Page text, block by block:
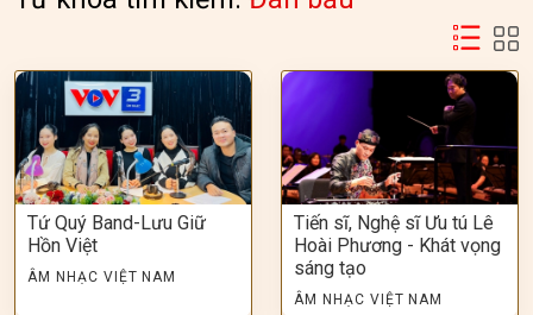
Tứ Quý Band-Lưu Giữ
Hồn Việt
ÂM NHẠC VIỆT NAM
Tiến sĩ, Nghệ sĩ Ưu tú Lê
Hoài Phương - Khát vọng
sáng tạo
ÂM NHẠC VIỆT NAM